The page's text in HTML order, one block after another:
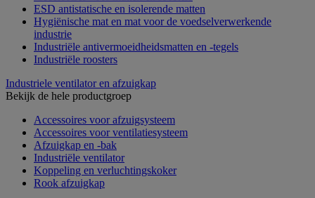
ESD antistatische en isolerende matten
Hygiënische mat en mat voor de voedselverwerkende
industrie
Industriële antivermoeidheidsmatten en -tegels
Industriële roosters
Industriele ventilator en afzuigkap
Bekijk de hele productgroep
Accessoires voor afzuigsysteem
Accessoires voor ventilatiesysteem
Afzuigkap en -bak
Industriële ventilator
Koppeling en verluchtingskoker
Rook afzuigkap